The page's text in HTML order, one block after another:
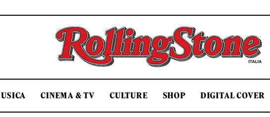
Rolling Stone Italia
CINEMA & TV CULTURE SHOP DIGITAL COVER